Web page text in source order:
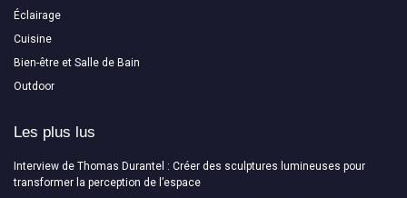
Éclairage
Cuisine
Bien-être et Salle de Bain
Outdoor
Les plus lus
Interview de Thomas Durantel : Créer des sculptures lumineuses pour
transformer la perception de l’espace